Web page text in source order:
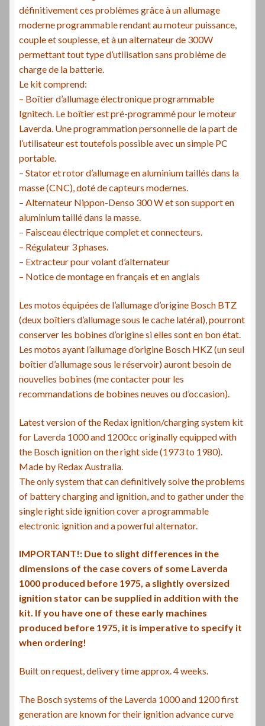
définitivement ces problèmes grâce à un allumage
moderne programmable rendant au moteur puissance,
couple et souplesse, et à un alternateur de 300W
permettant tout type d’utilisation sans problème de
charge de la batterie.
Le kit comprend:
– Boîtier d’allumage électronique programmable
Ignitech. Le boîtier est pré-programmé pour le moteur
Laverda. Une programmation personnelle de la part de
l’utilisateur est toutefois possible avec un simple PC
portable.
– Stator et rotor d’allumage en aluminium taillés dans la
masse (CNC), doté de capteurs modernes.
– Alternateur Nippon-Denso 300 W et son support en
aluminium taillé dans la masse.
– Faisceau électrique complet et connecteurs.
– Régulateur 3 phases.
– Extracteur pour volant d’alternateur
– Notice de montage en français et en anglais
Les motos équipées de l’allumage d’origine Bosch BTZ
(deux boîtiers d’allumage sous le cache latéral), pourront
conserver les bobines d’origine si elles sont en bon état.
Les motos ayant l’allumage d’origine Bosch HKZ (un seul
boîtier d’allumage sous le réservoir) auront besoin de
nouvelles bobines (me contacter pour les
recommandations de bobines neuves ou d’occasion).
Latest version of the Redax ignition/charging system kit
for Laverda 1000 and 1200cc originally equipped with
the Bosch ignition on the right side (1973 to 1980).
Made by Redax Australia.
The only system that can definitively solve the problems
of battery charging and ignition, and to gather under the
single right side ignition cover a programmable
electronic ignition and a powerful alternator.
IMPORTANT!: Due to slight differences in the
dimensions of the case covers of some Laverda
1000 produced before 1975, a slightly oversized
ignition stator can be supplied in addition with the
kit. If you have one of these early machines
produced before 1975, it is imperative to specify it
when ordering!
Built on request, delivery time approx.4 weeks.
The Bosch systems of the Laverda 1000 and 1200 first
generation are known for their ignition advance curve